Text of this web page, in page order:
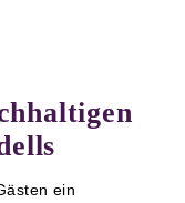
ein